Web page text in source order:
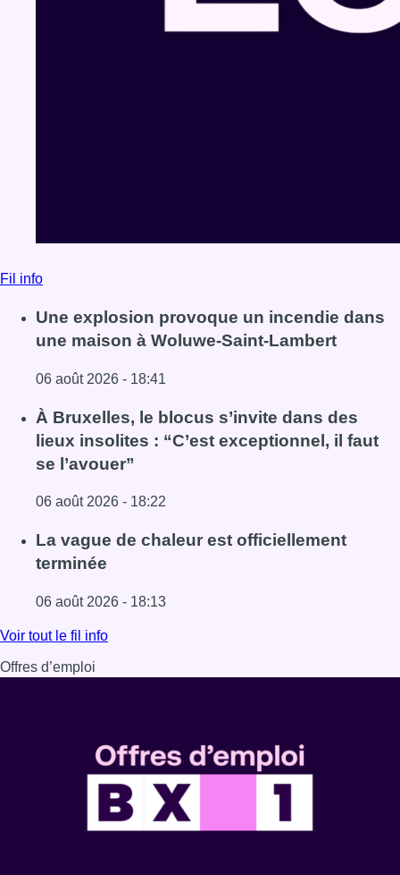
Fil info
Une explosion provoque un incendie dans
une maison à Woluwe-Saint-Lambert
06 août 2026 - 18:41
Lire l'article Une explosion provoque un incendie dans
À Bruxelles, le blocus s’invite dans des
lieux insolites : “C’est exceptionnel, il faut
se l’avouer”
06 août 2026 - 18:22
Lire l'article À Bruxelles, le blocus s’invite dans des lieux
La vague de chaleur est officiellement
terminée
06 août 2026 - 18:13
Lire l'article La vague de chaleur est officiellement
Voir tout le fil info
Offres d’emploi